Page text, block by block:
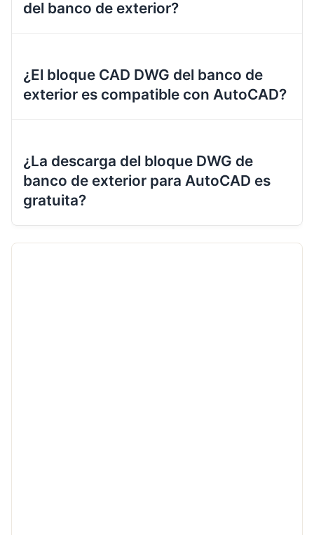
del banco de exterior?
¿El bloque CAD DWG del banco de
exterior es compatible con AutoCAD?
¿La descarga del bloque DWG de
banco de exterior para AutoCAD es
gratuita?